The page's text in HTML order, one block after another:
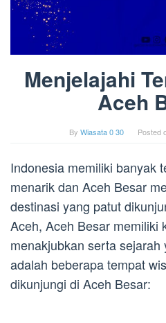
Menjelajahi
Aceh
By Wiasata 0 30 Posted
Indonesia memiliki banyak
menarik dan Aceh Besar
destinasi yang patut
Aceh, Aceh Besar memiliki
menakjubkan serta
adalah beberapa tempat
dikunjungi di Aceh Besar: